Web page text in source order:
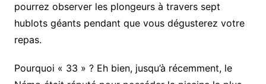
pourrez observer les plongeurs à travers sept
hublots géants pendant que vous dégusterez votre
repas.
Pourquoi « 33 » ? Eh bien, jusqu’à récemment, le